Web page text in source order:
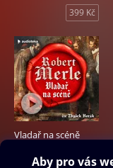
399 Kč
Vladař na scéně
499 Kč